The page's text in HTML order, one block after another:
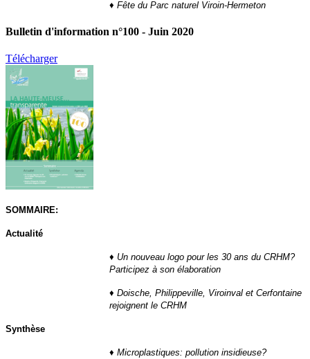
♦ Fête du Parc naturel Viroin-Hermeton
Bulletin d'information n°100 - Juin 2020
Télécharger
SOMMAIRE:
Actualité
♦ Un nouveau logo pour les 30 ans du CRHM?
Participez à son élaboration
♦ Doische, Philippeville, Viroinval et Cerfontaine
rejoignent le CRHM
Synthèse
♦ Microplastiques: pollution insidieuse?